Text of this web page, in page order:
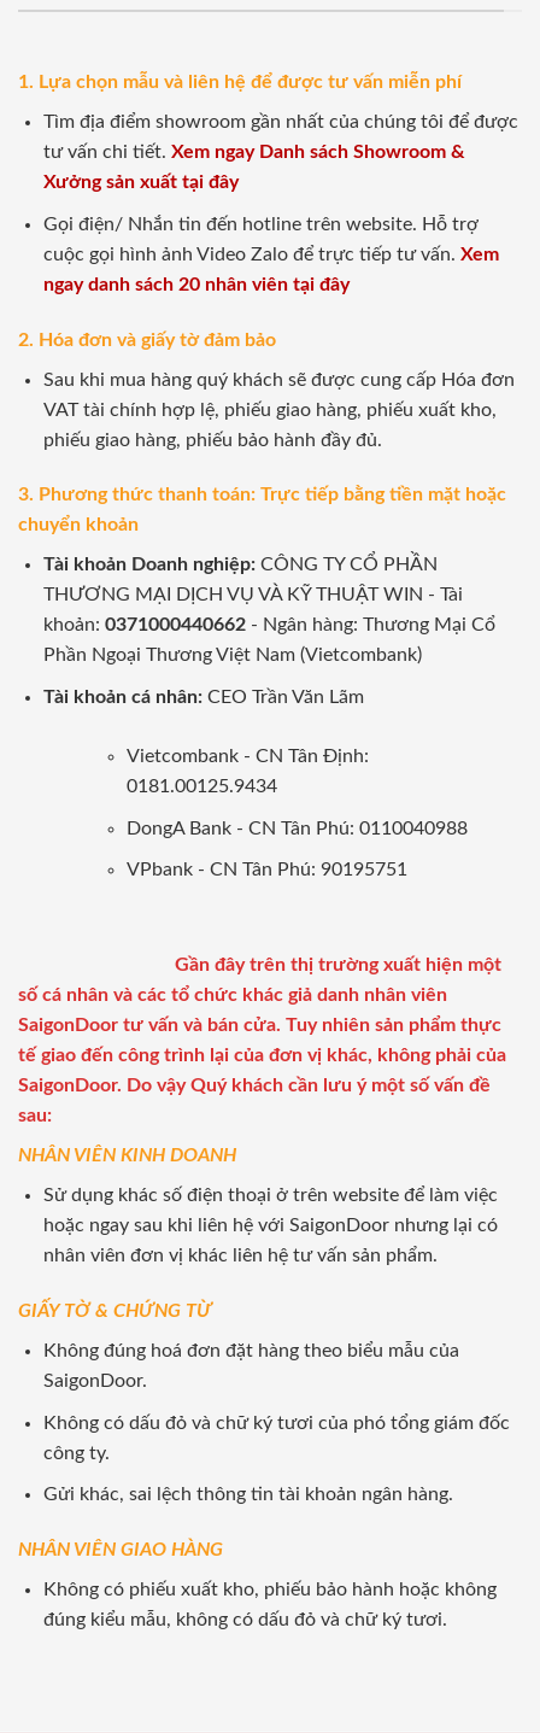
1. Lựa chọn mẫu và liên hệ để được tư vấn miễn phí
Tìm địa điểm showroom gần nhất của chúng tôi để được
tư vấn chi tiết. Xem ngay Danh sách Showroom &
Xưởng sản xuất tại đây
Gọi điện/ Nhắn tin đến hotline trên website. Hỗ trợ
cuộc gọi hình ảnh Video Zalo để trực tiếp tư vấn. Xem
ngay danh sách 20 nhân viên tại đây
2. Hóa đơn và giấy tờ đảm bảo
Sau khi mua hàng quý khách sẽ được cung cấp Hóa đơn
VAT tài chính hợp lệ, phiếu giao hàng, phiếu xuất kho,
phiếu giao hàng, phiếu bảo hành đầy đủ.
3. Phương thức thanh toán: Trực tiếp bằng tiền mặt hoặc
chuyển khoản
Tài khoản Doanh nghiệp:CÔNG TY CỔ PHẦN
THƯƠNG MẠI DỊCH VỤ VÀ KỸ THUẬT WIN - Tài
khoản: 0371000440662- Ngân hàng: Thương Mại Cổ
Phần Ngoại Thương Việt Nam (Vietcombank)
Tài khoản cá nhân: CEO Trần Văn Lãm
Vietcombank - CN Tân Định:
0181.00125.9434
DongA Bank - CN Tân Phú: 0110040988
VPbank - CN Tân Phú: 90195751
Gần đây trên thị trường xuất hiện một
số cá nhân và các tổ chức khác giả danh nhân viên
SaigonDoor tư vấn và bán cửa. Tuy nhiên sản phẩm thực
tế giao đến công trình lại của đơn vị khác, không phải của
SaigonDoor. Do vậy Quý khách cần lưu ý một số vấn đề
sau:
NHÂN VIÊN KINH DOANH
Sử dụng khác số điện thoại ở trên website để làm việc
hoặc ngay sau khi liên hệ với SaigonDoor nhưng lại có
nhân viên đơn vị khác liên hệ tư vấn sản phẩm.
GIẤY TỜ & CHỨNG TỪ
Không đúng hoá đơn đặt hàng theo biểu mẫu của
SaigonDoor.
Không có dấu đỏ và chữ ký tươi của phó tổng giám đốc
công ty.
Gửi khác, sai lệch thông tin tài khoản ngân hàng.
NHÂN VIÊN GIAO HÀNG
Không có phiếu xuất kho, phiếu bảo hành hoặc không
đúng kiểu mẫu, không có dấu đỏ và chữ ký tươi.